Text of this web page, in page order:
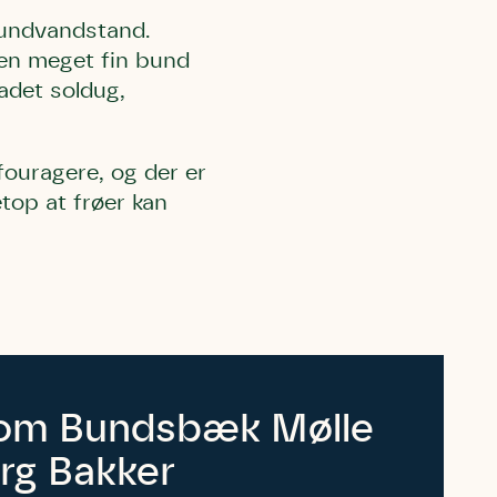
meget fin bund
soldug,
og der er
at frøer kan
Bundsbæk Mølle
Bakker